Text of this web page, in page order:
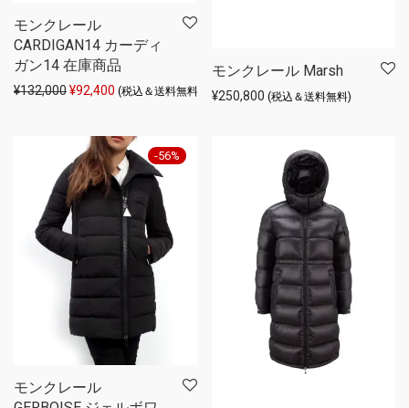
モンクレール
CARDIGAN14 カーディ
ガン14 在庫商品
¥132,000元の価格は ¥132,000 でした。
¥92,400 現在の価格は ¥92,400 です。
(税込＆送料無料)
モンクレール Marsh
¥250,800 (税込＆送料無料)
-56%
モンクレール